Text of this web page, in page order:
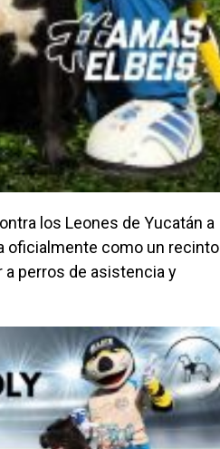
los Leones de Yucatán a
oficialmente como un recinto
perros de asistencia y